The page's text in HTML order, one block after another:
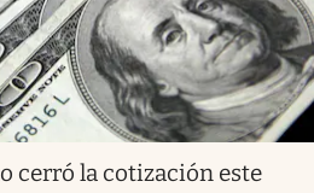
cerró la cotización este